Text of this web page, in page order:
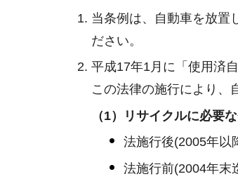
当条例は、自動車を放置
ださい。
平成17年1月に「使用済
この法律の施行により、
（1）リサイクルに必要
法施行後(2005年
法施行前(2004年